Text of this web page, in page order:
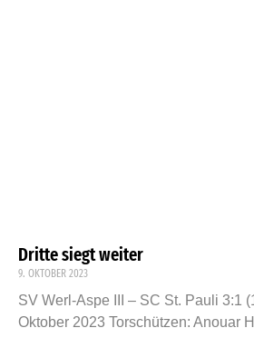
Dritte siegt weiter
9. OKTOBER 2023
SV Werl-Aspe III – SC St. Pauli 3:1
Oktober 2023 Torschützen: Anouar